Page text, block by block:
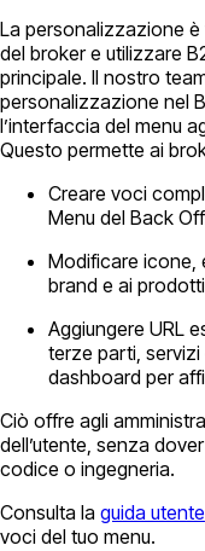
La personalizzazione
del broker e utilizzare
principale. Il nostro
personalizzazione nel
l’interfaccia del menu
Questo permette ai
Creare voci
Menu del Back
Modificare icone,
brand e ai
Aggiungere URL
terze parti, servizi
dashboard per
Ciò offre agli
dell’utente, senza
codice o ingegneria.
Consulta la guida utente
voci del tuo menu.